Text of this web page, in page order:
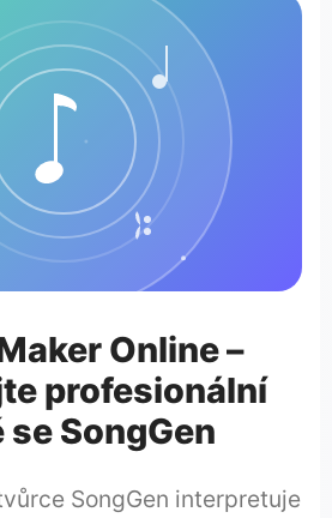
Online –
profesionální
se SongGen
SongGen interpretuje